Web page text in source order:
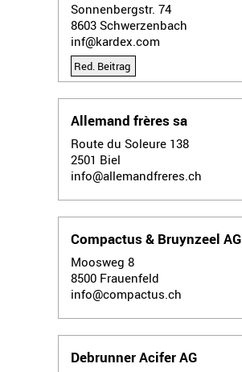
Sonnenbergstr. 74
8603 Schwerzenbach
inf@kardex.com
Red. Beitrag
Allemand frères sa
Route du Soleure 138
2501 Biel
info@allemandfreres.ch
Compactus & Bruynzeel AG
Moosweg 8
8500 Frauenfeld
info@compactus.ch
Debrunner Acifer AG